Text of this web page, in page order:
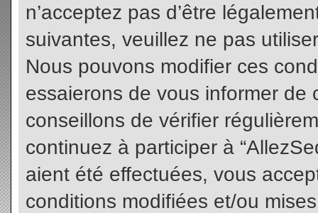
n’acceptez pas d’être
suivantes, veuillez ne pas
Nous pouvons modifier ces
essaierons de vous informer
conseillons de vérifier
continuez à participer à
aient été effectuées, vous
conditions modifiées et/ou